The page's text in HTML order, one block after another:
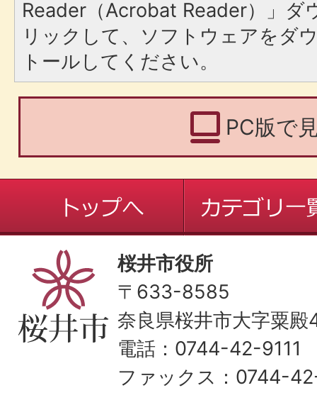
Reader（Acrobat Reader）」ダ
リックして、ソフトウェアをダ
トールしてください。
PC版で
桜井市役所
〒633-8585
奈良県桜井市大字粟
電話：0744-42-9111
ファックス：0744-